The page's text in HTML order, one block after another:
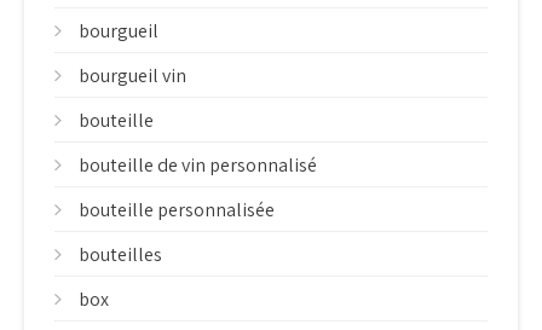
bourgueil
bourgueil vin
bouteille
bouteille de vin personnalisé
bouteille personnalisée
bouteilles
box